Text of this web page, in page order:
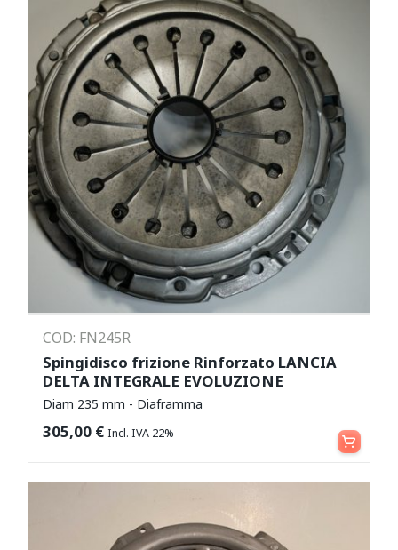
COD: FN245R
Spingidisco frizione Rinforzato LANCIA
DELTA INTEGRALE EVOLUZIONE
Diam 235 mm - Diaframma
305,00 € Incl. IVA 22% Leggi tutto